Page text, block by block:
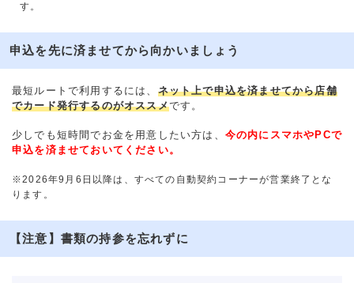
す。
申込を先に済ませてから向かいましょう
最短ルートで利用するには、 ネット上で申込を済ませてから店舗
でカード発行するのがオススメです。
少しでも短時間でお金を用意したい方は、 今の内にスマホやPCで
申込を済ませておいてください。
※2026年9月6日以降は、すべての自動契約コーナーが営業終了とな
ります。
【注意】書類の持参を忘れずに